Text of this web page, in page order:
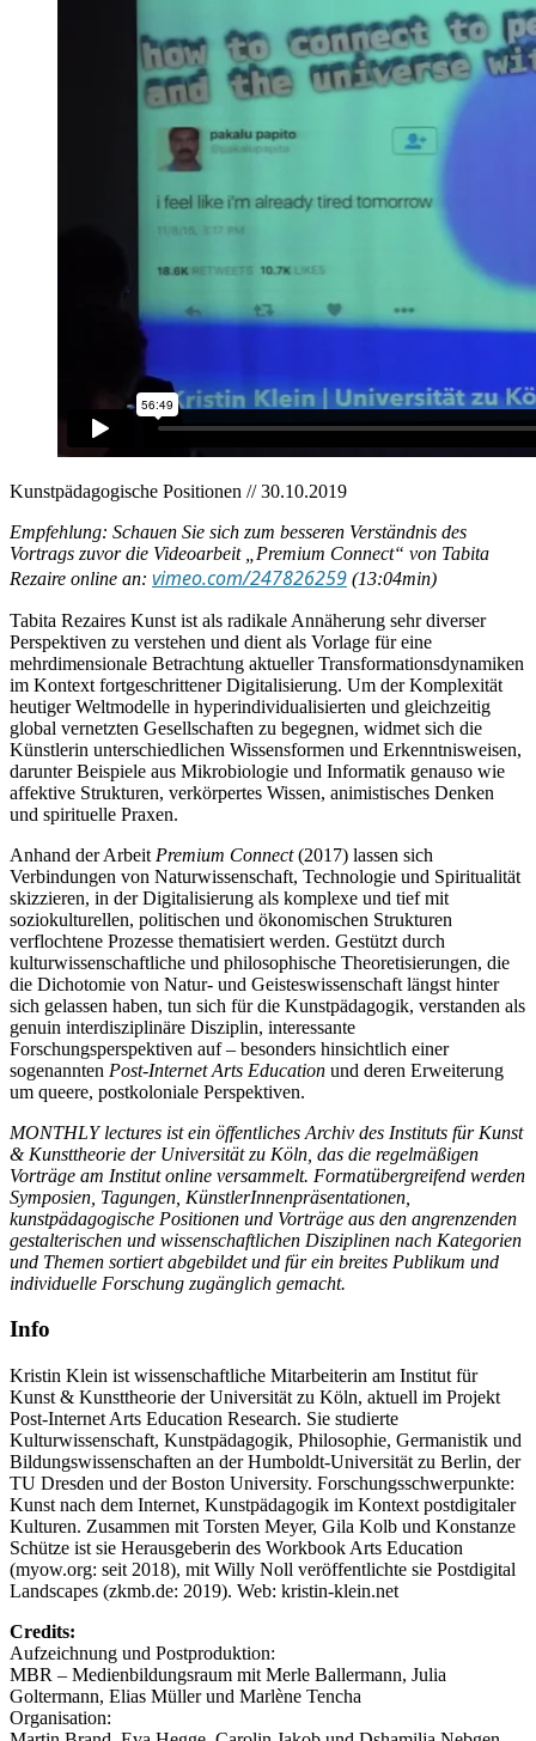
Kunstpädagogische Positionen // 30.10.2019
Empfehlung: Schauen Sie sich zum besseren Verständnis des
Vortrags zuvor die Videoarbeit „Premium Connect“ von Tabita
Rezaire online an: vimeo.com/247826259 (13:04min)
Tabita Rezaires Kunst ist als radikale Annäherung sehr diverser
Perspektiven zu verstehen und dient als Vorlage für eine
mehrdimensionale Betrachtung aktueller Transformationsdynamiken
im Kontext fortgeschrittener Digitalisierung. Um der Komplexität
heutiger Weltmodelle in hyperindividualisierten und gleichzeitig
global vernetzten Gesellschaften zu begegnen, widmet sich die
Künstlerin unterschiedlichen Wissensformen und Erkenntnisweisen,
darunter Beispiele aus Mikrobiologie und Informatik genauso wie
affektive Strukturen, verkörpertes Wissen, animistisches Denken
und spirituelle Praxen.
Anhand der Arbeit Premium Connect(2017) lassen sich
Verbindungen von Naturwissenschaft, Technologie und Spiritualität
skizzieren, in der Digitalisierung als komplexe und tief mit
soziokulturellen, politischen und ökonomischen Strukturen
verflochtene Prozesse thematisiert werden. Gestützt durch
kulturwissenschaftliche und philosophische Theoretisierungen, die
die Dichotomie von Natur- und Geisteswissenschaft längst hinter
sich gelassen haben, tun sich für die Kunstpädagogik, verstanden als
genuin interdisziplinäre Disziplin, interessante
Forschungsperspektiven auf – besonders hinsichtlich einer
sogenannten Post-Internet Arts Education und deren Erweiterung
um queere, postkoloniale Perspektiven.
MONTHLY lectures ist ein öffentliches Archiv des Instituts für Kunst
& Kunsttheorie der Universität zu Köln, das die regelmäßigen
Vorträge am Institut online versammelt. Formatübergreifend werden
Symposien, Tagungen, KünstlerInnenpräsentationen,
kunstpädagogische Positionen und Vorträge aus den angrenzenden
gestalterischen und wissenschaftlichen Disziplinen nach Kategorien
und Themen sortiert abgebildet und für ein breites Publikum und
individuelle Forschung zugänglich gemacht.
Info
Kristin Klein ist wissenschaftliche Mitarbeiterin am Institut für
Kunst & Kunsttheorie der Universität zu Köln, aktuell im Projekt
Post-Internet Arts Education Research. Sie studierte
Kulturwissenschaft, Kunstpädagogik, Philosophie, Germanistik und
Bildungswissenschaften an der Humboldt-Universität zu Berlin, der
TU Dresden und der Boston University. Forschungsschwerpunkte:
Kunst nach dem Internet, Kunstpädagogik im Kontext postdigitaler
Kulturen. Zusammen mit Torsten Meyer, Gila Kolb und Konstanze
Schütze ist sie Herausgeberin des Workbook Arts Education
(myow.org: seit 2018), mit Willy Noll veröffentlichte sie Postdigital
Landscapes (zkmb.de: 2019). Web: kristin-klein.net
Credits:
Aufzeichnung und Postproduktion:
MBR – Medienbildungsraum mit Merle Ballermann, Julia
Goltermann, Elias Müller und Marlène Tencha
Organisation: